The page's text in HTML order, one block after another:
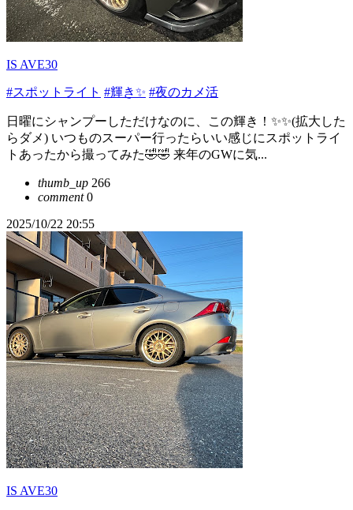
IS AVE30
#スポットライト #輝き✨ #夜のカメ活
日曜にシャンプーしただけなのに、この輝き！✨✨(拡大した
らダメ) いつものスーパー行ったらいい感じにスポットライ
トあったから撮ってみた🤣🤣 来年のGWに気...
thumb_up 266
comment0
2025/10/22 20:55
IS AVE30